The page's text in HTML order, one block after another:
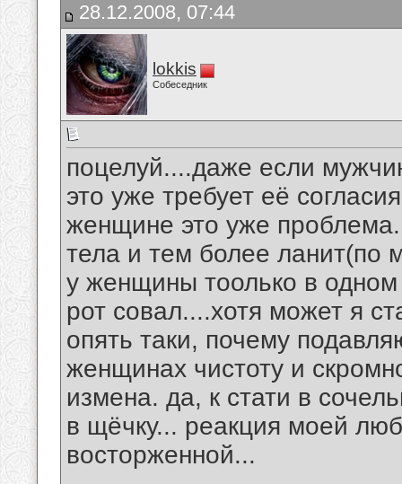
28.12.2008, 07:44
lokkis
Собеседник
поцелуй....даже если
это уже требует её
женщине это уже
тела и тем более ланит(по
у женщины тоолько в
рот совал....хотя может я
опять таки, почему
женщинах чистоту и
измена. да, к стати в
в щёчку... реакция моей
восторженной...